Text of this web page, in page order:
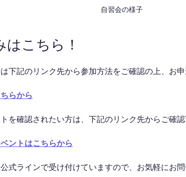
自習会の様子
はこちら！
下記のリンク先から参加方法をご確認の上、お申
らから
を確認されたい方は、下記のリンク先からご確認
ントはこちらから
式ラインで受け付けていますので、お気軽にお